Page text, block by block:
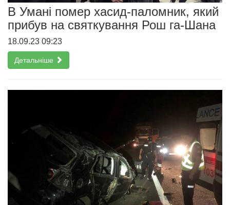
В Умані помер хасид-паломник, який
прибув на святкування Рош га-Шана
18.09.23 09:23
Детальніше